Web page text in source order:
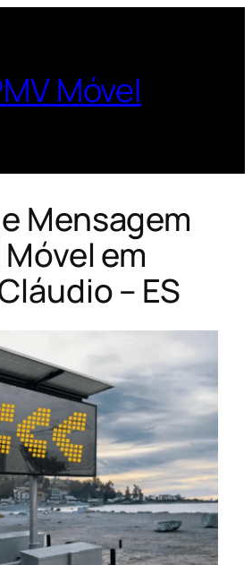
Móvel
Mensagem
em
– ES